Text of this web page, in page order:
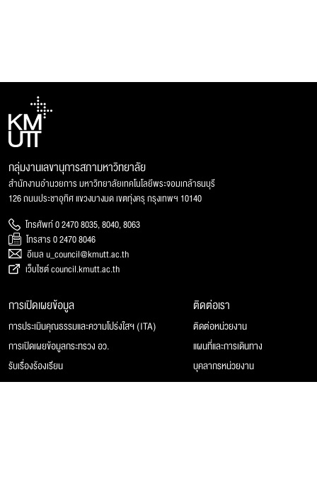
กลุ่มงานเลขานุการสภามหาวิทยาลัย
สำนักงานอำนวยการ มหาวิทยาลัยเทคโนโลยีพระจอมเกล้าธนบุรี
126 ถนนประชาอุทิศ แขวงบางมด เขตทุ่งครุ กรุงเทพฯ 10140
โทรศัพท์ 0 2470 8035, 8040, 8063
โทรสาร 0 2470 8046
อีเมล u_council@kmutt.ac.th
เว็บไซต์ council.kmutt.ac.th
การเปิดเผยข้อมูล
การประเมินคุณธรรมและความโปร่งใสฯ (ITA)
การเปิดเผยข้อมูลกระทรวง อว.
รับเรื่องร้องเรียน
ติดต่อเรา
ติดต่อหน่วยงาน
แผนที่และการเดินทาง
บุคลากรหน่วยงาน